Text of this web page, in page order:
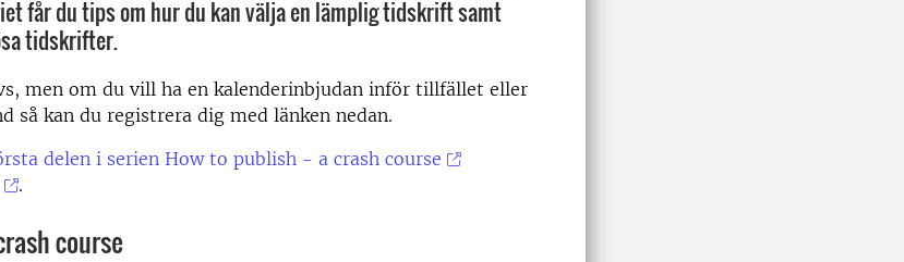
får du tips om hur du kan välja en lämplig tidskrift samt
tidskrifter.
men om du vill ha en kalenderinbjudan inför tillfället eller
så kan du registrera dig med länken nedan.
delen i serien How to publish - a crash course
.
course